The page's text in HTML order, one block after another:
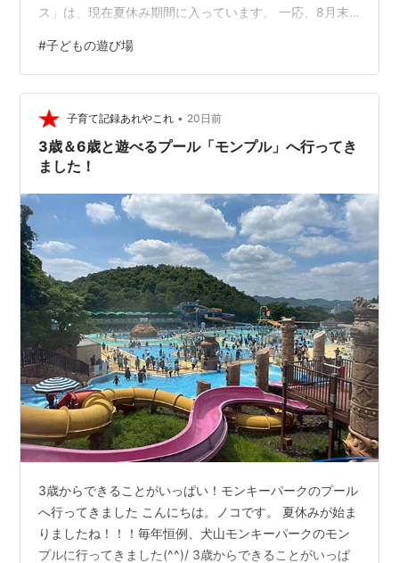
ス」は、現在夏休み期間に入っています。 一応、8月末
い予定でいろいろと忙しくはしているのですが、表立っ
た活動としては少し落ち着いた週になりそうですね。 ま
た何かあれば、別の形でお知らせするかもしれません。
縁乃庭での個人的な活動 お休み期間中ではありますが、
自分は時々縁乃庭に顔を出しているんじゃないかなと思
います。 というのも、ここで…
#子どもの遊び場
子育て記録あれやこれ • 20日前
3歳＆6歳と遊べるプール「モンプル」へ行ってき
ました！
3歳からできることがいっぱい！モンキーパークのプール
へ行ってきました こんにちは。ノコです。 夏休みが始ま
りましたね！！！毎年恒例、犬山モンキーパークのモン
プルに行ってきました(^^)/ 3歳からできることがいっぱ